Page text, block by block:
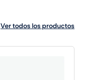
Ver todos los productos